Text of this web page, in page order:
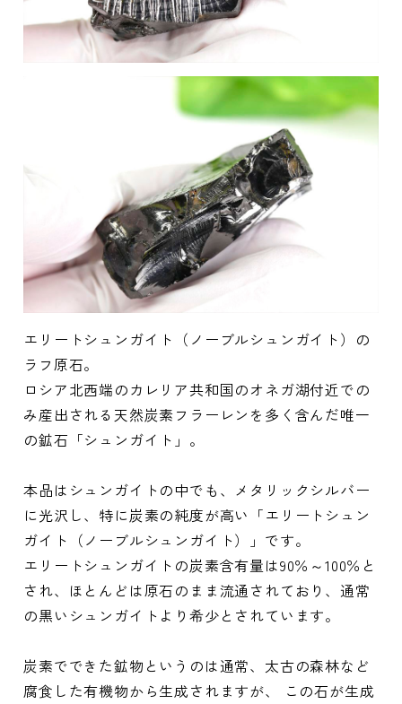
エリートシュンガイト（ノーブルシュンガイト）の
ラフ原石。
ロシア北西端のカレリア共和国のオネガ湖付近での
み産出される天然炭素フラーレンを多く含んだ唯一
の鉱石「シュンガイト」。
本品はシュンガイトの中でも、メタリックシルバー
に光沢し、特に炭素の純度が高い「エリートシュン
ガイト（ノーブルシュンガイト）」です。
エリートシュンガイトの炭素含有量は90％～100％と
され、ほとんどは原石のまま流通されており、通常
の黒いシュンガイトより希少とされています。
炭素でできた鉱物というのは通常、太古の森林など
腐食した有機物から生成されますが、 この石が生成